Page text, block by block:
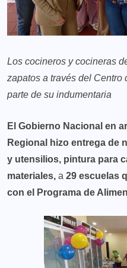
Los cocineros y cocineras
zapatos a través del
parte de su indumentaria
El Gobierno Nacional en
Regional hizo entrega de
y utensilios, pintura para
materiales, a 29 escuelas
con el Programa de